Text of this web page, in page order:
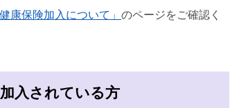
健康保険加入について」 のページをご確認く
入されている方